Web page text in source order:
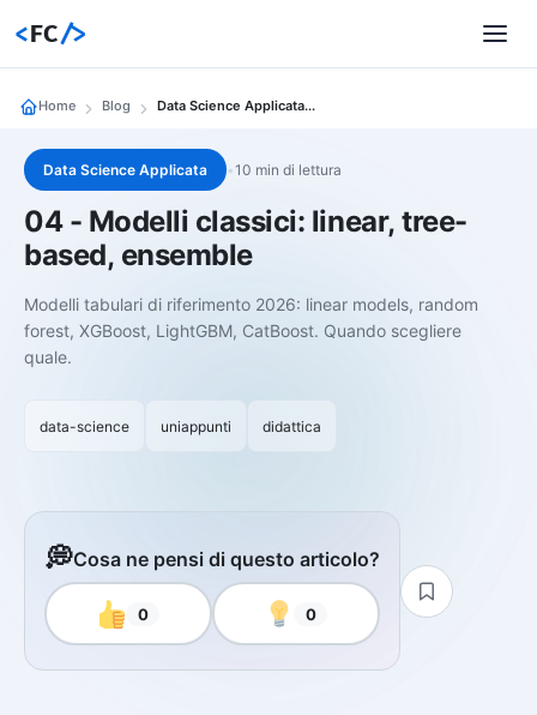
<FC/>
Home Blog Data Science Applicata 04 Modelli Classici Linear Tree Based Ensemble
Data Science Applicata •10 min di lettura
04 - Modelli classici: linear, tree-
based, ensemble
Modelli tabulari di riferimento 2026: linear models, random
forest, XGBoost, LightGBM, CatBoost. Quando scegliere
quale.
data-science uniappunti didattica
💭Cosa ne pensi di questo articolo?
0 0